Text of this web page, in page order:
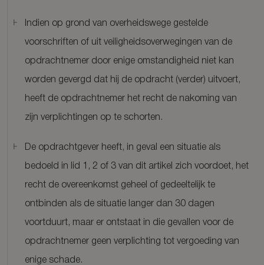
Indien op grond van overheidswege gestelde
voorschriften of uit veiligheidsoverwegingen van de
opdrachtnemer door enige omstandigheid niet kan
worden gevergd dat hij de opdracht (verder) uitvoert,
heeft de opdrachtnemer het recht de nakoming van
zijn verplichtingen op te schorten.
De opdrachtgever heeft, in geval een situatie als
bedoeld in lid 1, 2 of 3 van dit artikel zich voordoet, het
recht de overeenkomst geheel of gedeeltelijk te
ontbinden als de situatie langer dan 30 dagen
voortduurt, maar er ontstaat in die gevallen voor de
opdrachtnemer geen verplichting tot vergoeding van
enige schade.